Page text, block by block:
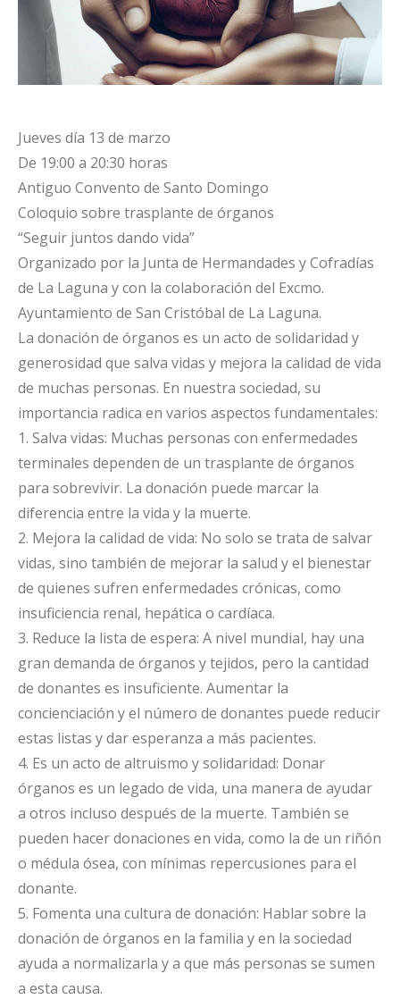
Jueves día 13 de marzo
De 19:00 a 20:30 horas
Antiguo Convento de Santo Domingo
Coloquio sobre trasplante de órganos
“Seguir juntos dando vida”
Organizado por la Junta de Hermandades y Cofradías
de La Laguna y con la colaboración del Excmo.
Ayuntamiento de San Cristóbal de La Laguna.
La donación de órganos es un acto de solidaridad y
generosidad que salva vidas y mejora la calidad de vida
de muchas personas. En nuestra sociedad, su
importancia radica en varios aspectos fundamentales:
1. Salva vidas: Muchas personas con enfermedades
terminales dependen de un trasplante de órganos
para sobrevivir. La donación puede marcar la
diferencia entre la vida y la muerte.
2. Mejora la calidad de vida: No solo se trata de salvar
vidas, sino también de mejorar la salud y el bienestar
de quienes sufren enfermedades crónicas, como
insuficiencia renal, hepática o cardíaca.
3. Reduce la lista de espera: A nivel mundial, hay una
gran demanda de órganos y tejidos, pero la cantidad
de donantes es insuficiente. Aumentar la
concienciación y el número de donantes puede reducir
estas listas y dar esperanza a más pacientes.
4. Es un acto de altruismo y solidaridad: Donar
órganos es un legado de vida, una manera de ayudar
a otros incluso después de la muerte. También se
pueden hacer donaciones en vida, como la de un riñón
o médula ósea, con mínimas repercusiones para el
donante.
5. Fomenta una cultura de donación: Hablar sobre la
donación de órganos en la familia y en la sociedad
ayuda a normalizarla y a que más personas se sumen
a esta causa.